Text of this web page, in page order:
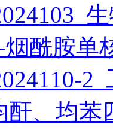
烟酰胺单
酐、均